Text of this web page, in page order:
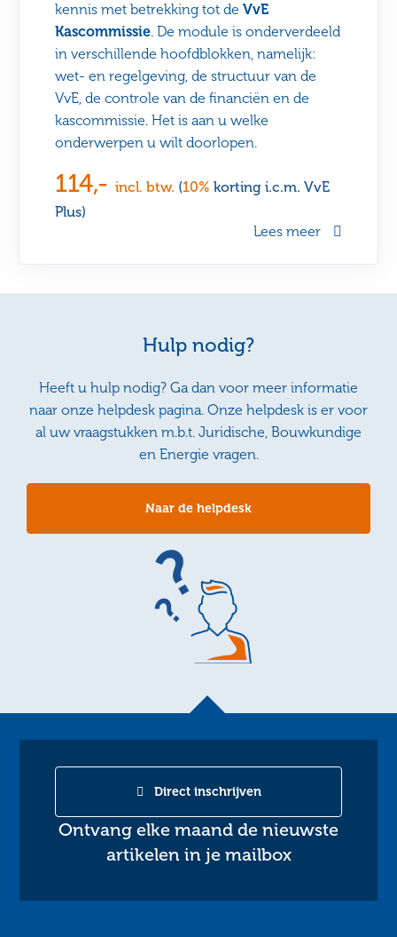
kennis met betrekking tot deVvE
Kascommissie. De module is onderverdeeld
in verschillende hoofdblokken, namelijk:
wet- en regelgeving, de structuur van de
VvE, de controle van de financiën en de
kascommissie. Het is aan u welke
onderwerpen u wilt doorlopen.
114,-incl. btw. (10%korting i.c.m. VvE
Plus)
Lees meer
Hulp nodig?
Heeft u hulp nodig? Ga dan voor meer informatie
naar onze helpdesk pagina. Onze helpdesk is er voor
al uw vraagstukken m.b.t. Juridische, Bouwkundige
en Energie vragen.
Naar de helpdesk
Ontvang elke maand de nieuwste
artikelen in je mailbox
Direct inschrijven